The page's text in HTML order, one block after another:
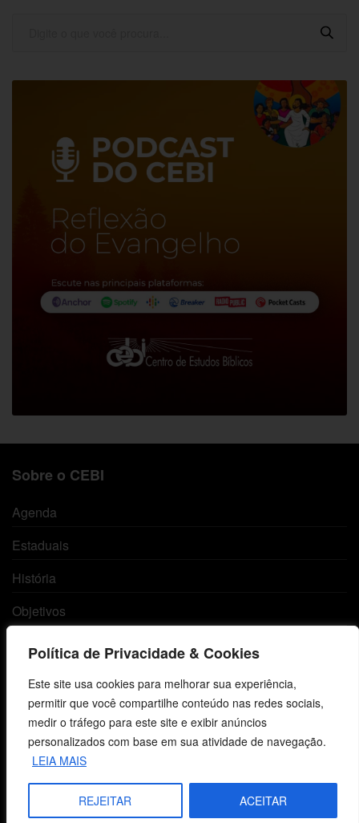
Política de Privacidade & Cookies
Este site usa cookies para melhorar sua experiência,
permitir que você compartilhe conteúdo nas redes sociais,
medir o tráfego para este site e exibir anúncios
personalizados com base em sua atividade de navegação.
LEIA MAIS
REJEITAR ACEITAR
Sobre o CEBI
Agenda
Estaduais
História
Objetivos
Método
Política de Privacidade
Atendimento ao Cliente
Livraria
Minha conta